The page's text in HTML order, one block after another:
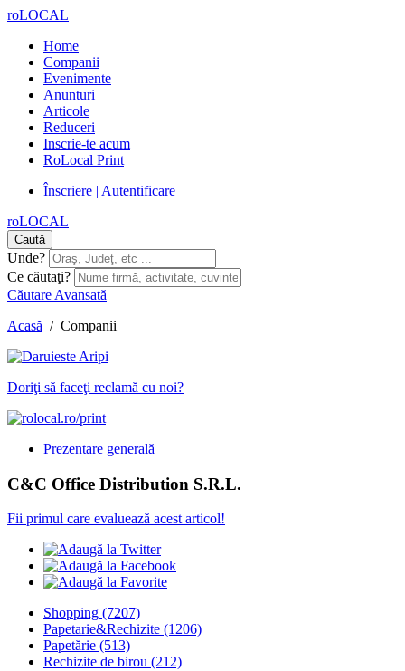
roLOCAL
Home
Companii
Evenimente
Anunturi
Articole
Reduceri
Inscrie-te acum
RoLocal Print
Înscriere | Autentificare
roLOCAL
Caută
Unde?
Ce căutaţi?
Căutare Avansată
Acasă / Companii
Doriţi să faceţi reclamă cu noi?
Prezentare generală
C&C Office Distribution S.R.L.
Fii primul care evaluează acest articol!
Shopping (7207)
Papetarie&Rechizite (1206)
Papetărie (513)
Rechizite de birou (212)